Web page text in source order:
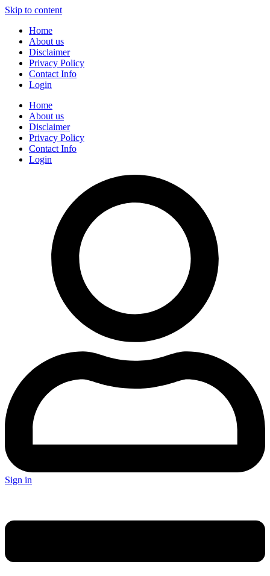
Skip to content
Home
About us
Disclaimer
Privacy Policy
Contact Info
Login
Home
About us
Disclaimer
Privacy Policy
Contact Info
Login
Sign in